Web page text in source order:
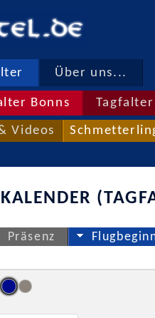
Über uns...
Bonns
Videos
Präsenz